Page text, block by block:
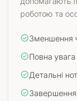
роботою та
Зменшення
Повна увага
Детальні
Завершення